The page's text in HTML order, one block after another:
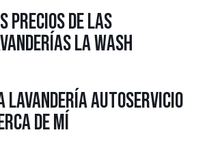
PRECIOS DE LAS
LA WASH
LAVANDERÍA AUTOSERVICIO
DE MÍ